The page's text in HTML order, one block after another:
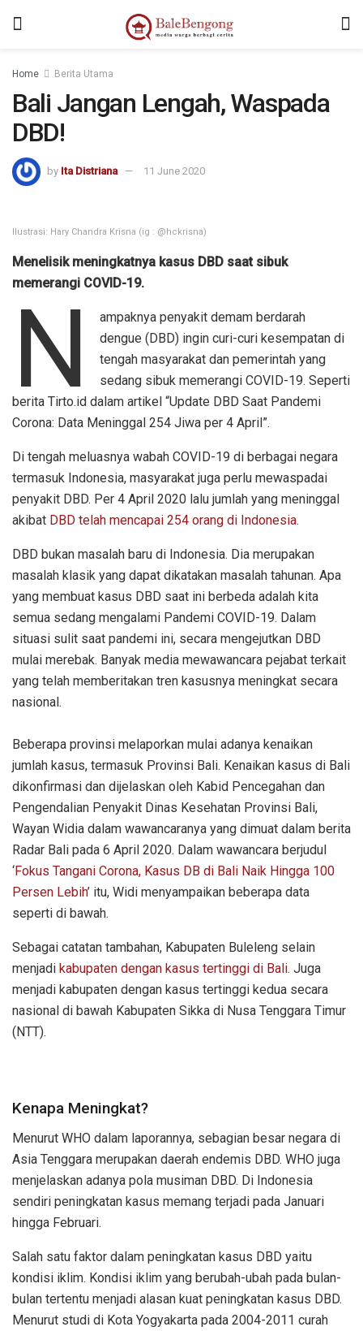
Home Berita Utama
Bali Jangan Lengah, Waspada
DBD!
by Ita Distriana 11 June 2020
Ilustrasi: Hary Chandra Krisna (ig : @hckrisna)
Menelisik meningkatnya kasus DBD saat sibuk
memerangi COVID-19.
N
ampaknya penyakit demam berdarah
dengue (DBD) ingin curi-curi kesempatan di
tengah masyarakat dan pemerintah yang
sedang sibuk memerangi COVID-19. Seperti
berita Tirto.id dalam artikel “Update DBD Saat Pandemi
Corona: Data Meninggal 254 Jiwa per 4 April”.
Di tengah meluasnya wabah COVID-19 di berbagai negara
termasuk Indonesia, masyarakat juga perlu mewaspadai
penyakit DBD. Per 4 April 2020 lalu jumlah yang meninggal
akibat DBD telah mencapai 254 orang di Indonesia.
DBD bukan masalah baru di Indonesia. Dia merupakan
masalah klasik yang dapat dikatakan masalah tahunan. Apa
yang membuat kasus DBD saat ini berbeda adalah kita
semua sedang mengalami Pandemi COVID-19. Dalam
situasi sulit saat pandemi ini, secara mengejutkan DBD
mulai merebak. Banyak media mewawancara pejabat terkait
yang telah memberitakan tren kasusnya meningkat secara
nasional.
Beberapa provinsi melaporkan mulai adanya kenaikan
jumlah kasus, termasuk Provinsi Bali. Kenaikan kasus di Bali
dikonfirmasi dan dijelaskan oleh Kabid Pencegahan dan
Pengendalian Penyakit Dinas Kesehatan Provinsi Bali,
Wayan Widia dalam wawancaranya yang dimuat dalam berita
Radar Bali pada 6 April 2020. Dalam wawancara berjudul
‘Fokus Tangani Corona, Kasus DB di Bali Naik Hingga 100
Persen Lebih’ itu, Widi menyampaikan beberapa data
seperti di bawah.
Sebagai catatan tambahan, Kabupaten Buleleng selain
menjadi kabupaten dengan kasus tertinggi di Bali. Juga
menjadi kabupaten dengan kasus tertinggi kedua secara
nasional di bawah Kabupaten Sikka di Nusa Tenggara Timur
(NTT).
Kenapa Meningkat?
Menurut WHO dalam laporannya, sebagian besar negara di
Asia Tenggara merupakan daerah endemis DBD. WHO juga
menjelaskan adanya pola musiman DBD. Di Indonesia
sendiri peningkatan kasus memang terjadi pada Januari
hingga Februari.
Salah satu faktor dalam peningkatan kasus DBD yaitu
kondisi iklim. Kondisi iklim yang berubah-ubah pada bulan-
bulan tertentu menjadi alasan kuat peningkatan kasus DBD.
Menurut studi di Kota Yogyakarta pada 2004-2011 curah